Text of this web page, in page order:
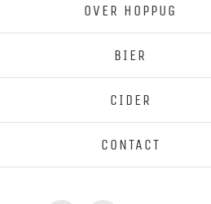
OVER HOPPUG
BIER
CIDER
CONTACT